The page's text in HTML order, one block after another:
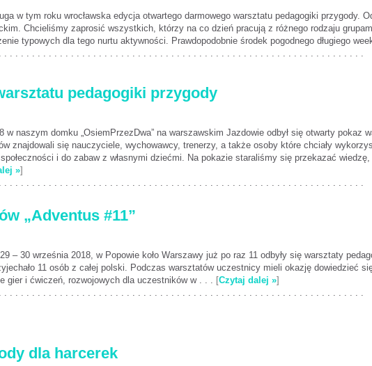
w tym roku wrocławska edycja otwartego darmowego warsztatu pedagogiki przygody.
Chcieliśmy zaprosić wszystkich, którzy na co dzień pracują z różnego rodzaju
typowych dla tego nurtu aktywności. Prawdopodobnie środek pogodnego długiego
. . . . . . . . . . . . . . . . . . . . . . . . . . . . . . . . . . . . . . . . . . . . . . . . . . . . . . . . . . . . . . . . .
pedagogiki przygody
w naszym domku „OsiemPrzezDwa” na warszawskim Jazdowie odbył się otwarty pokaz
znajdowali się nauczyciele, wychowawcy, trenerzy, a także osoby które chciały
i do zabaw z własnymi dziećmi. Na pokazie staraliśmy się przekazać
»]
. . . . . . . . . . . . . . . . . . . . . . . . . . . . . . . . . . . . . . . . . . . . . . . . . . . . . . . . . . . . . . . . .
„Adventus #11”
– 30 września 2018, w Popowie koło Warszawy już po raz 11 odbyły się warsztaty
11 osób z całej polski. Podczas warsztatów uczestnicy mieli okazję dowiedzieć
gier i ćwiczeń, rozwojowych dla uczestników w . . . [Czytaj dalej »]
. . . . . . . . . . . . . . . . . . . . . . . . . . . . . . . . . . . . . . . . . . . . . . . . . . . . . . . . . . . . . . . . .
dla harcerek